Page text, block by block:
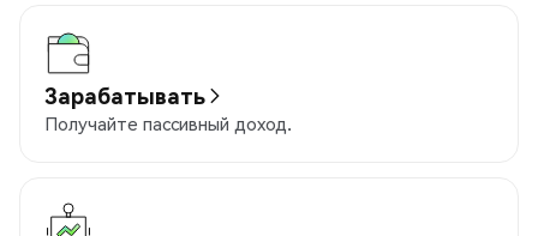
Зарабатывать
Получайте пассивный доход.